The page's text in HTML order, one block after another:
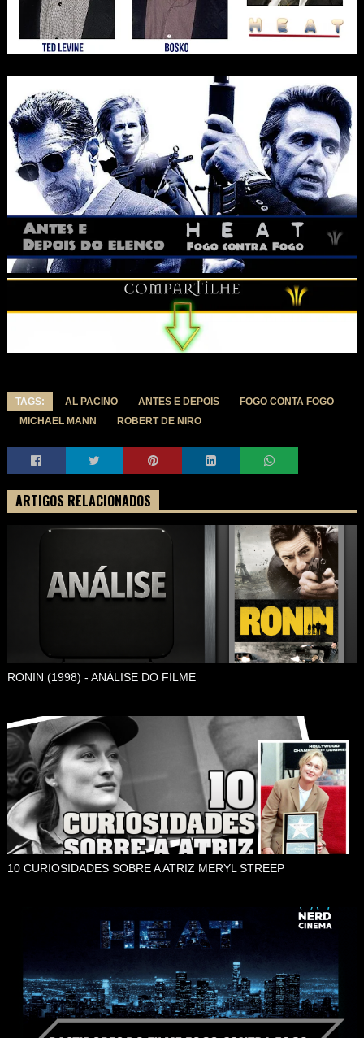
TAGS: AL PACINO ANTES E DEPOIS
FOGO CONTA FOGO
MICHAEL MANN
ROBERT DE NIRO
ARTIGOS RELACIONADOS
RONIN (1998) - ANÁLISE DO FILME
10 CURIOSIDADES SOBRE A ATRIZ MERYL STREEP